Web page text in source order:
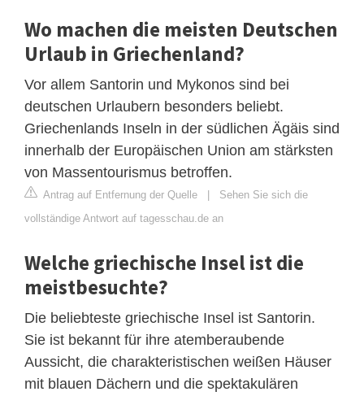
Wo machen die meisten Deutschen
Urlaub in Griechenland?
Vor allem Santorin und Mykonos sind bei
deutschen Urlaubern besonders beliebt.
Griechenlands Inseln in der südlichen Ägäis sind
innerhalb der Europäischen Union am stärksten
von Massentourismus betroffen.
Antrag auf Entfernung der Quelle | Sehen Sie sich die
vollständige Antwort auf tagesschau.de an
Welche griechische Insel ist die
meistbesuchte?
Die beliebteste griechische Insel ist Santorin.
Sie ist bekannt für ihre atemberaubende
Aussicht, die charakteristischen weißen Häuser
mit blauen Dächern und die spektakulären